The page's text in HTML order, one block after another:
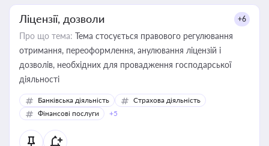
Ліцензії, дозволи +6
Про що тема: Тема стосується правового регулювання
отримання, переоформлення, анулювання ліцензій і
дозволів, необхідних для провадження господарської
діяльності
Банківська діяльність
Страхова діяльність
Фінансові послуги
+5